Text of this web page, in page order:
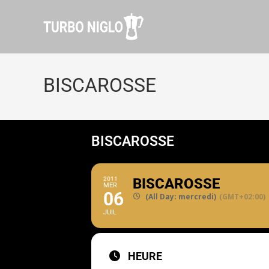
BISCAROSSE
BISCAROSSE
2011
MER
06
JUIL
BISCAROSSE
(All Day: mercredi) (GMT+02:00)
HEURE